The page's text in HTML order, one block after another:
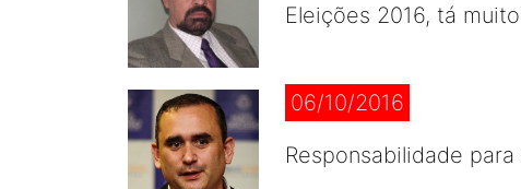
Eleições 2016, tá
06/10/2016
Responsabilidade